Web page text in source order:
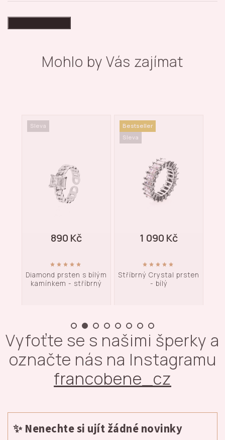
Mohlo by Vás zajímat
Sleva
Diamond prsten s bílým
kamínkem - stříbrný
890 Kč
Bestseller
Sleva
Stříbrný Crystal prsten
- bílý
1 090 Kč
Vyfoťte se s našimi šperky a
označte nás na Instagramu
francobene_cz
✨ Nenechte si ujít žádné novinky